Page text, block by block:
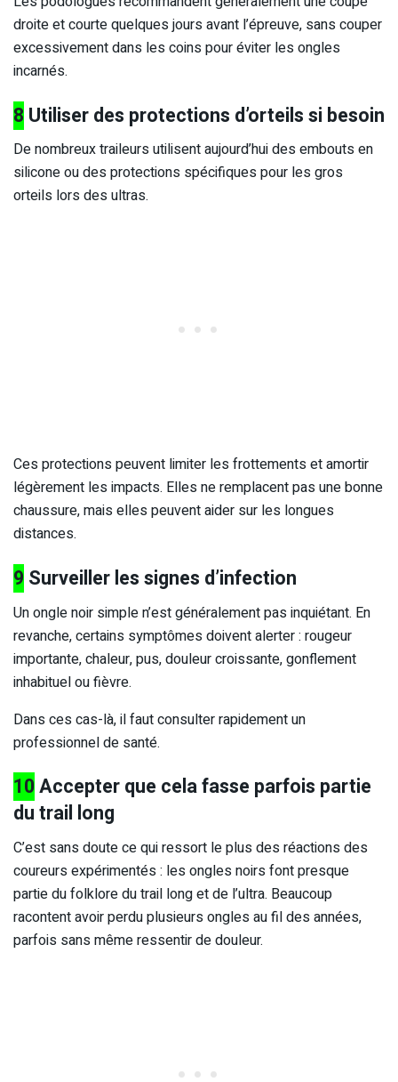
droite et courte quelques jours avant l’épreuve, sans couper
excessivement dans les coins pour éviter les ongles
incarnés.
8 Utiliser des protections d’orteils si besoin
De nombreux traileurs utilisent aujourd’hui des embouts en
silicone ou des protections spécifiques pour les gros
orteils lors des ultras.
Ces protections peuvent limiter les frottements et amortir
légèrement les impacts. Elles ne remplacent pas une bonne
chaussure, mais elles peuvent aider sur les longues
distances.
9 Surveiller les signes d’infection
Un ongle noir simple n’est généralement pas inquiétant. En
revanche, certains symptômes doivent alerter : rougeur
importante, chaleur, pus, douleur croissante, gonflement
inhabituel ou fièvre.
Dans ces cas-là, il faut consulter rapidement un
professionnel de santé.
10Accepter que cela fasse parfois partie
du trail long
C’est sans doute ce qui ressort le plus des réactions des
coureurs expérimentés : les ongles noirs font presque
partie du folklore du trail long et de l’ultra. Beaucoup
racontent avoir perdu plusieurs ongles au fil des années,
parfois sans même ressentir de douleur.